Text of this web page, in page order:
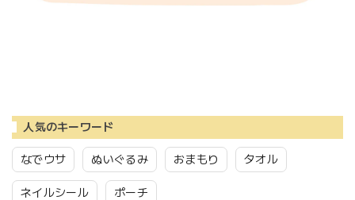
人気のキーワード
なでウサ ぬいぐるみ おまもり タオル
ネイルシール ポーチ